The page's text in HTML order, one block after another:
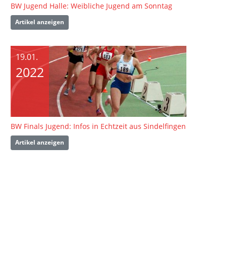
BW Jugend Halle: Weibliche Jugend am Sonntag
Artikel anzeigen
19.01.
2022
BW Finals Jugend: Infos in Echtzeit aus Sindelfingen
Artikel anzeigen